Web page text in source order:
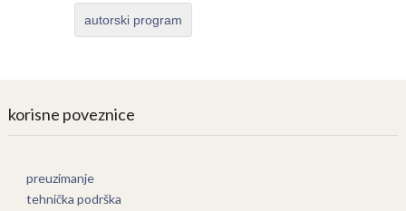
autorski program
korisne poveznice
preuzimanje
tehnička podrška